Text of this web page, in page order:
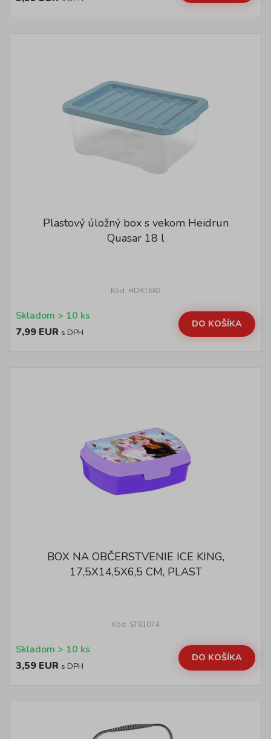
Plastový úložný box s vekom Heidrun
Quasar 18 l
Kód: HDR1682
Skladom > 10 ks
7,99 EUR s DPH
DO KOŠÍKA
BOX NA OBČERSTVENIE ICE KING,
17,5X14,5X6,5 CM, PLAST
Kód: ST81074
Skladom > 10 ks
3,59 EUR s DPH
DO KOŠÍKA